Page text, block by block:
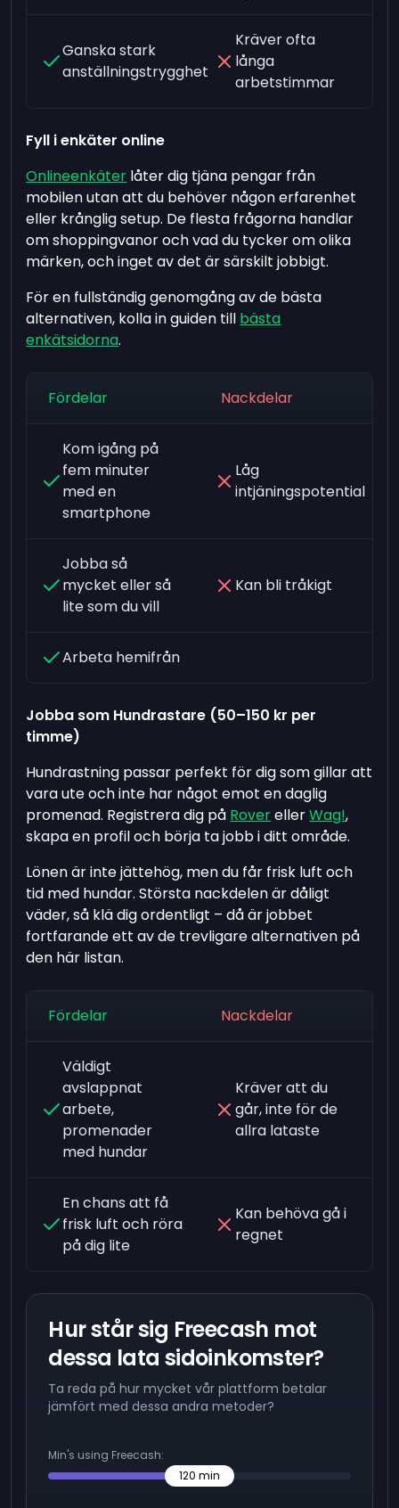
Ganska stark
anställningstrygghet
Kräver ofta
långa
arbetstimmar
Fyll i enkäter online
Onlineenkäter låter dig tjäna pengar från
mobilen utan att du behöver någon erfarenhet
eller krånglig setup. De flesta frågorna handlar
om shoppingvanor och vad du tycker om olika
märken, och inget av det är särskilt jobbigt.
För en fullständig genomgång av de bästa
alternativen, kolla in guiden till bästa
enkätsidorna.
Fördelar Nackdelar
Kom igång på
fem minuter
med en
smartphone
Låg
intjäningspotential
Jobba så
mycket eller så
lite som du vill
Kan bli tråkigt
Arbeta hemifrån
Jobba som Hundrastare (50–150 kr per
timme)
Hundrastning passar perfekt för dig som gillar att
vara ute och inte har något emot en daglig
promenad. Registrera dig på RoverellerWag!,
skapa en profil och börja ta jobb i ditt område.
Lönen är inte jättehög, men du får frisk luft och
tid med hundar. Största nackdelen är dåligt
väder, så klä dig ordentligt – då är jobbet
fortfarande ett av de trevligare alternativen på
den här listan.
Fördelar Nackdelar
Väldigt
avslappnat
arbete,
promenader
med hundar
Kräver att du
går, inte för de
allra lataste
En chans att få
frisk luft och röra
på dig lite
Kan behöva gå i
regnet
Hur står sig Freecash mot
dessa lata sidoinkomster?
Ta reda på hur mycket vår plattform betalar
jämfört med dessa andra metoder?
Min's using Freecash:
120 min